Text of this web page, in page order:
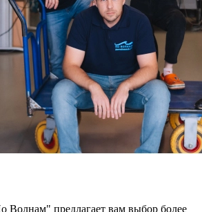
Волнам" предлагает вам выбор более